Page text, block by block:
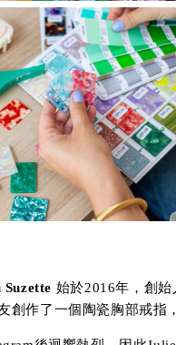
Suzette 始於2016年，創
創作了一個陶瓷胸部戒指，